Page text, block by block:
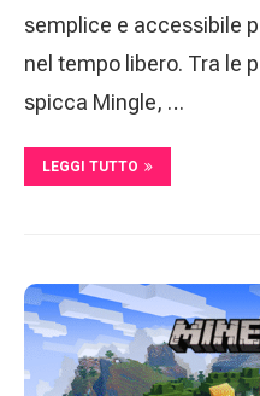
semplice e accessibile
nel tempo libero. Tra le
spicca Mingle, …
LEGGI TUTTO